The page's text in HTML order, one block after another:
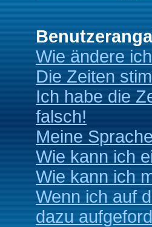
Wie ändere
Die Zeiten
Ich habe die
falsch!
Meine
Wie kann ich
Wie kann ich
Wenn ich auf
dazu